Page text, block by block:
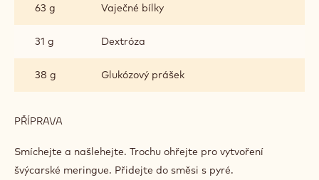
PĚNA
(NA
DEZERTY)
63 g Vaječné bílky
31 g Dextróza
38 g Glukózový prášek
PŘÍPRAVA
ČOKOLÁDOVÁ
(NA
Smíchejte a našlehejte. Trochu ohřejte pro vytvoření
švýcarské meringue. Přidejte do směsi s pyré.